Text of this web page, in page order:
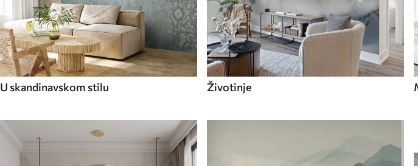
U skandinavskom stilu Životinje